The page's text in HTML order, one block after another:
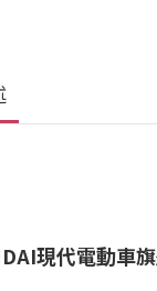
現代電動車